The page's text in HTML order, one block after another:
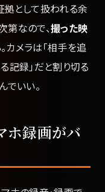
拠として扱われる余
第なので、撮った映
。カメラは「相手を追
記録」だと割り切る
でいい。
録画がバ